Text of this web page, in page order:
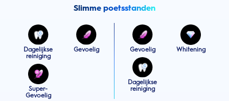
Slimme poetsstanden
Dagelijkse
reiniging
Gevoelig
Super-
Gevoelig
Gevoelig Whitening
Dagelijkse
reiniging